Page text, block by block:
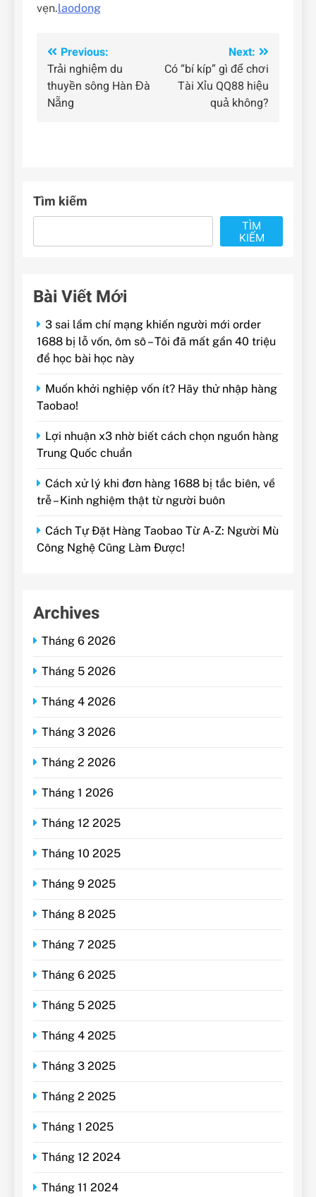
vẹn.laodong
Điều
hướng
bài
Previous:
Trải nghiệm du
thuyền sông Hàn Đà
Nẵng
Next:
Có “bí kíp” gì để chơi
Tài Xỉu QQ88 hiệu
quả không?
Tìm kiếm
TÌM
KIẾM
Bài Viết Mới
3 sai lầm chí mạng khiến người mới order
1688 bị lỗ vốn, ôm sô – Tôi đã mất gần 40 triệu
để học bài học này
Muốn khởi nghiệp vốn ít? Hãy thử nhập hàng
Taobao!
Lợi nhuận x3 nhờ biết cách chọn nguồn hàng
Trung Quốc chuẩn
Cách xử lý khi đơn hàng 1688 bị tắc biên, về
trễ – Kinh nghiệm thật từ người buôn
Cách Tự Đặt Hàng Taobao Từ A-Z: Người Mù
Công Nghệ Cũng Làm Được!
Archives
Tháng 6 2026
Tháng 5 2026
Tháng 4 2026
Tháng 3 2026
Tháng 2 2026
Tháng 1 2026
Tháng 12 2025
Tháng 10 2025
Tháng 9 2025
Tháng 8 2025
Tháng 7 2025
Tháng 6 2025
Tháng 5 2025
Tháng 4 2025
Tháng 3 2025
Tháng 2 2025
Tháng 1 2025
Tháng 12 2024
Tháng 11 2024